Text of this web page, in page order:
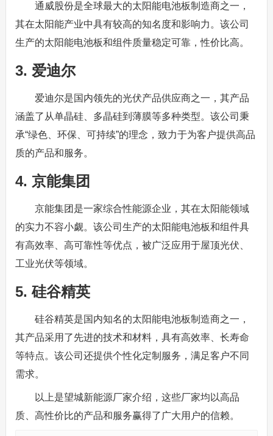
通威股份是全球最大的太阳能电池板制造商之一，
其在太阳能产业中具有较高的知名度和影响力。该公司
生产的太阳能电池板和组件质量稳定可靠，性价比高。
3. 爱迪尔
爱迪尔是国内领先的光伏产品供应商之一，其产品
涵盖了从单晶硅、多晶硅到薄膜等多种类型。该公司秉
承“绿色、环保、可持续”的理念，致力于为客户提供高品
质的产品和服务。
4. 京能集团
京能集团是一家综合性能源企业，其在太阳能领域
的实力不容小觑。该公司生产的太阳能电池板和组件具
有高效率、高可靠性等优点，被广泛应用于屋顶光伏、
工业光伏等领域。
5. 硅谷精英
硅谷精英是国内知名的太阳能电池板制造商之一，
其产品采用了先进的技术和材料，具有高效率、长寿命
等特点。该公司还提供个性化定制服务，满足客户不同
需求。
以上是望城新能源厂家介绍，这些厂家均以高品
质、高性价比的产品和服务赢得了广大用户的信赖。